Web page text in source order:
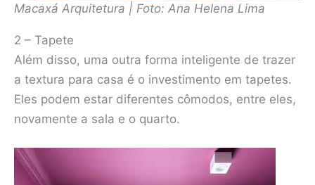
Macaxá Arquitetura | Foto: Ana Helena Lima
2 – Tapete
Além disso, uma outra forma inteligente de trazer
a textura para casa é o investimento em tapetes.
Eles podem estar diferentes cômodos, entre eles,
novamente a sala e o quarto.